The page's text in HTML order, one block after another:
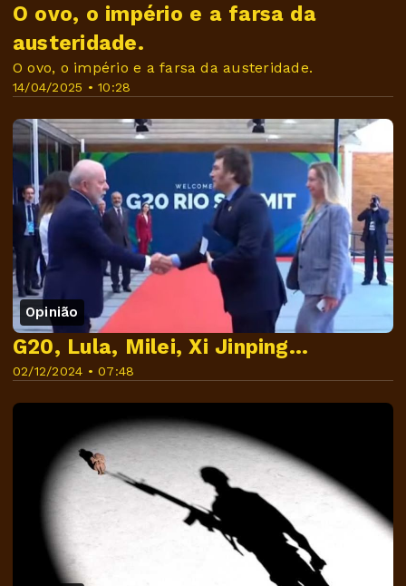
14/04/2025 • 10:28
O ovo, o império e a farsa da
austeridade.
O ovo, o império e a farsa da austeridade.
Opinião
02/12/2024 • 07:48
G20, Lula, Milei, Xi Jinping...